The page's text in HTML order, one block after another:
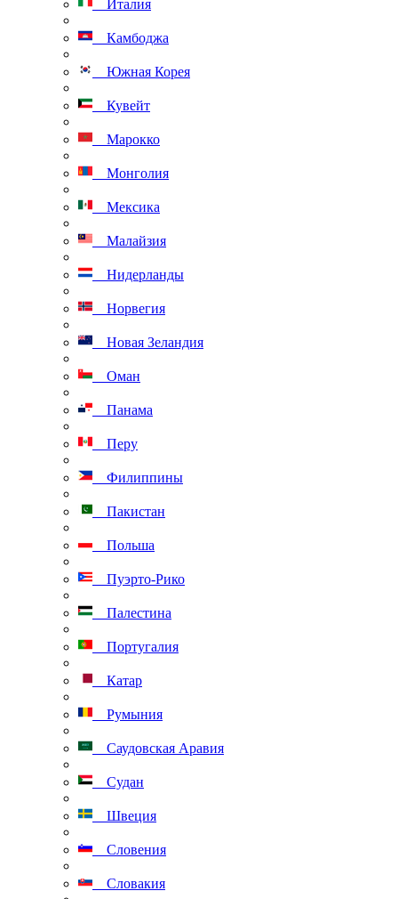
Италия
Камбоджа
Южная Корея
Кувейт
Марокко
Монголия
Мексика
Малайзия
Нидерланды
Норвегия
Новая Зеландия
Оман
Панама
Перу
Филиппины
Пакистан
Польша
Пуэрто-Рико
Палестина
Португалия
Катар
Румыния
Саудовская Аравия
Судан
Швеция
Словения
Словакия